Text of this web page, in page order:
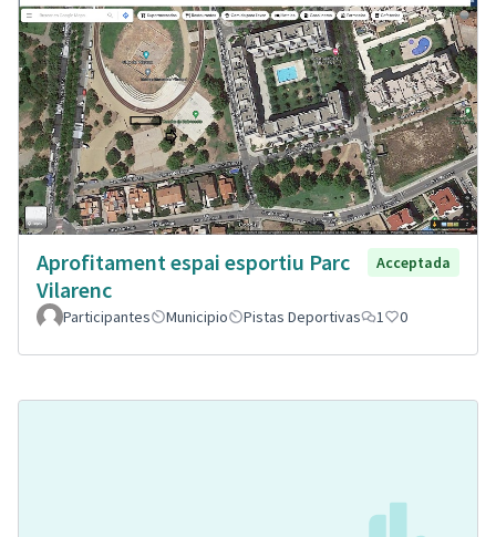
Aprofitament espai esportiu Parc
Vilarenc
Acceptada
Participantes Municipio Pistas Deportivas 1 0